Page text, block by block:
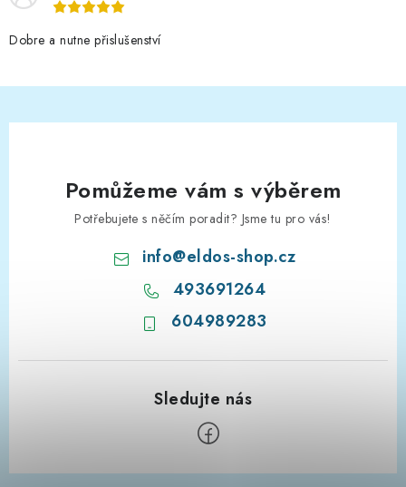
Dobre a nutne přislušenství
Pomůžeme vám s výběrem
Potřebujete s něčím poradit? Jsme tu pro vás!
info@eldos-shop.cz
493691264
604989283